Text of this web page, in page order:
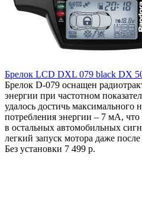
Брелок LCD DXL 079 black DX
Брелок D-079 оснащен
энергии при частотном
удалось достичь максимального
потребления энергии – 7 мА,
в остальных автомобильных
легкий запуск мотора даже
Без установки 7 499 р.